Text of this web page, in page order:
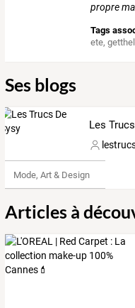
propre
Tags
ete,
Ses blogs
Les
Mode, Art & Design
Articles à